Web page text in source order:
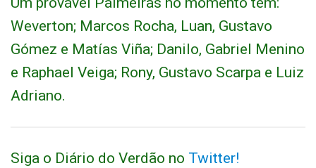
Weverton; Marcos Rocha, Luan, Gustavo
Gómez e Matías Viña; Danilo, Gabriel Menino
e Raphael Veiga; Rony, Gustavo Scarpa e Luiz
Adriano.
Siga o Diário do Verdão no Twitter!